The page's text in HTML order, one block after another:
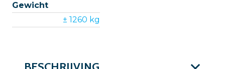
Gewicht
± 1260 kg